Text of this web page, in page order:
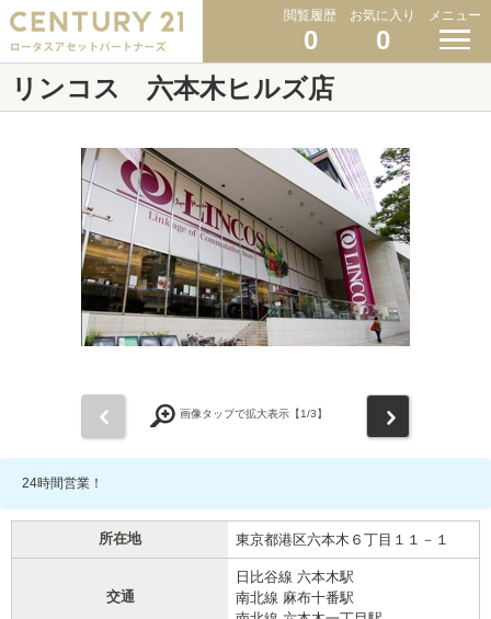
閲覧履歴
0
お気に入り
0
メニュー
リンコス 六本木ヒルズ店
画像タップで拡大表示【1/3】
24時間営業！
所在地 東京都港区六本木６丁目１１－１
交通
日比谷線 六本木駅
南北線 麻布十番駅